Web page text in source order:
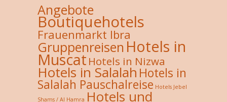
Angebote
Boutiquehotels
Frauenmarkt Ibra
Gruppenreisen Hotels in
Muscat Hotels in Nizwa
Hotels in Salalah Hotels in
Salalah Pauschalreise Hotels Jebel
Shams / Al Hamra Hotels und